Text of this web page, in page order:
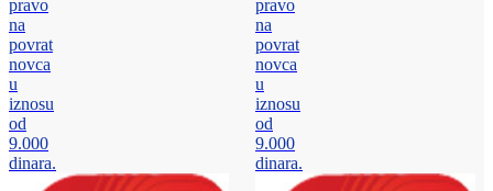
pravo
na
povrat
novca
u
iznosu
od
9.000
dinara.
pravo
na
povrat
novca
u
iznosu
od
9.000
dinara.